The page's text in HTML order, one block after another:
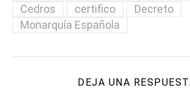
Cedros
certifico
Decreto
Monarquía Española
DEJA UNA